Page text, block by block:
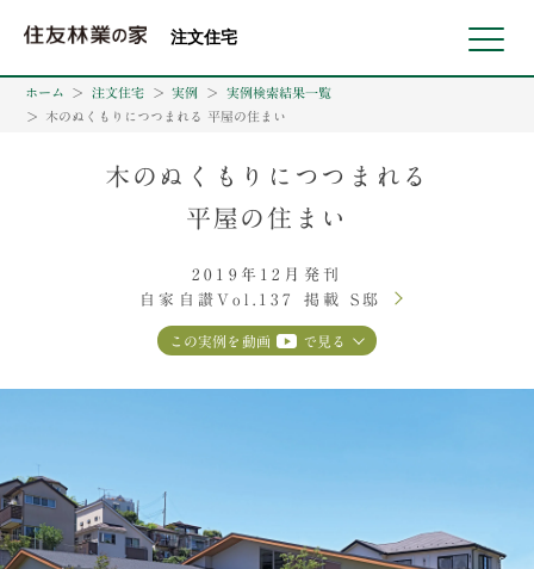
注文住宅
ホーム 注文住宅 実例
実例検索結果一覧
木のぬくもりにつつまれる 平屋の住まい
木のぬくもりにつつまれる
平屋の住まい
2019年12月発刊
自家自讃Vol.137 掲載 S邸
この実例を動画 で見る